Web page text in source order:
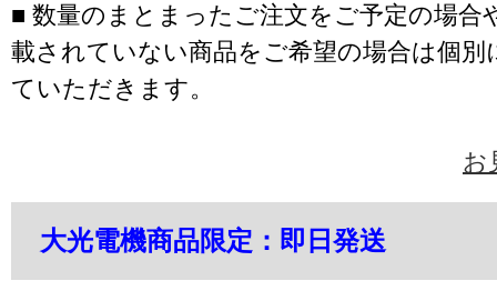
■ 数量のまとまったご注文をご予定の場合
載されていない商品をご希望の場合は個別
ていただきます。
お
大光電機商品限定：即日発送